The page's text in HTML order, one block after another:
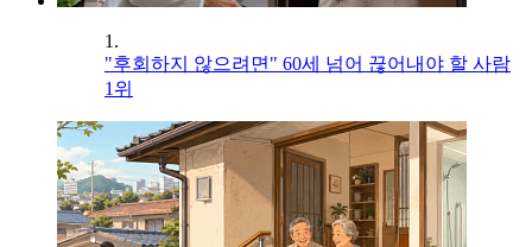
1.
"후회하지 않으려면" 60세 넘어 끊어내야 할 사람
1위